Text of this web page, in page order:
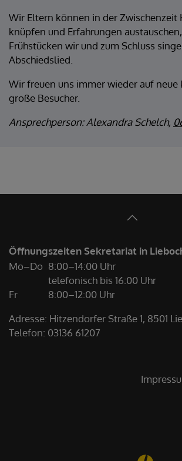
Wir Eltern können in der Zwischenzeit
knüpfen und Erfahrungen
Frühstücken wir und zum Schluss
Abschiedslied.
Wir freuen uns immer wieder auf neue
große Besucher.
Ansprechperson: Alexandra Schelch,
Öffnungszeiten Sekretariat in
Mo–Do 8:00–14:00 Uhr
telefonisch bis 16:00 Uhr
Fr
8:00–12:00 Uhr
Adresse: Hitzendorfer Straße 1, 8501
Telefon: 03136 61207